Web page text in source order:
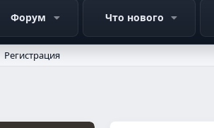
Форум Что нового
Регистрация